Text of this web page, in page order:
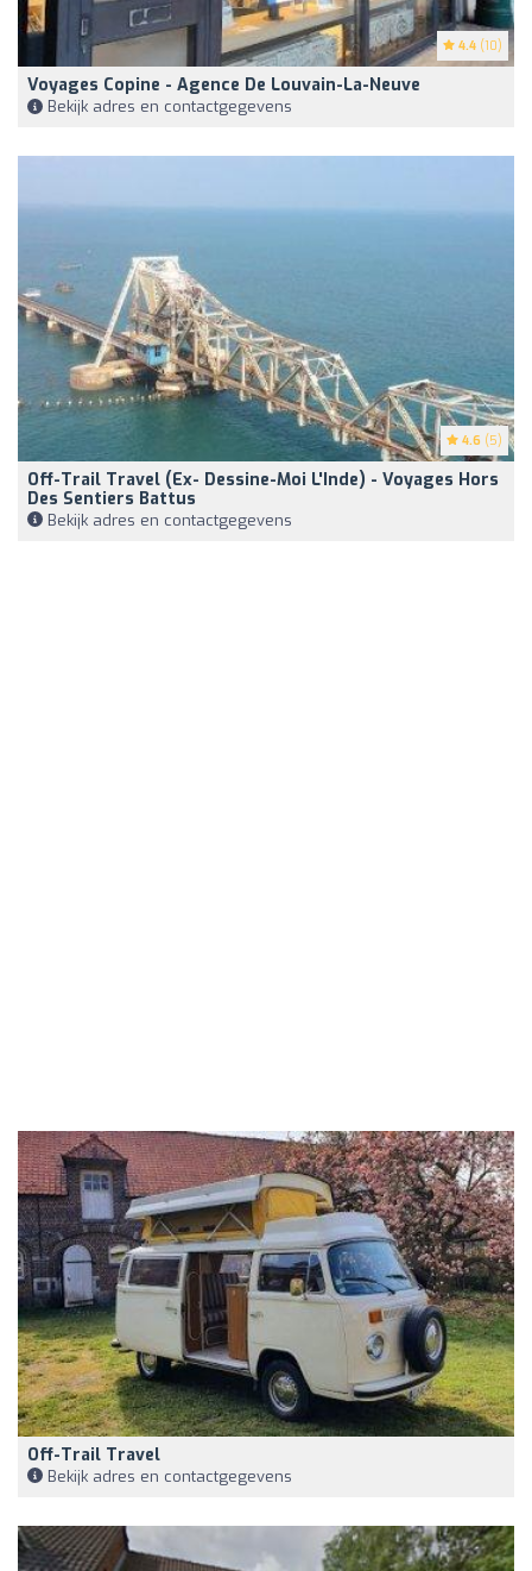
4.4 (10)
Voyages Copine - Agence De Louvain-La-Neuve
Bekijk adres en contactgegevens
4.6 (5)
Off-Trail Travel (ex- Dessine-Moi L'Inde) - Voyages Hors
Des Sentiers Battus
Bekijk adres en contactgegevens
Off-Trail Travel
Bekijk adres en contactgegevens